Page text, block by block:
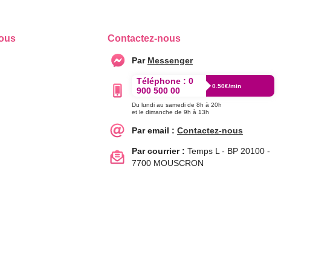
Contactez-nous
Par Messenger
Téléphone : 0
900 500 00
0.50€/min
Du lundi au samedi de 8h à 20h
et le dimanche de 9h à 13h
Par email : Contactez-nous
Par courrier : Temps L - BP 20100 -
7700 MOUSCRON